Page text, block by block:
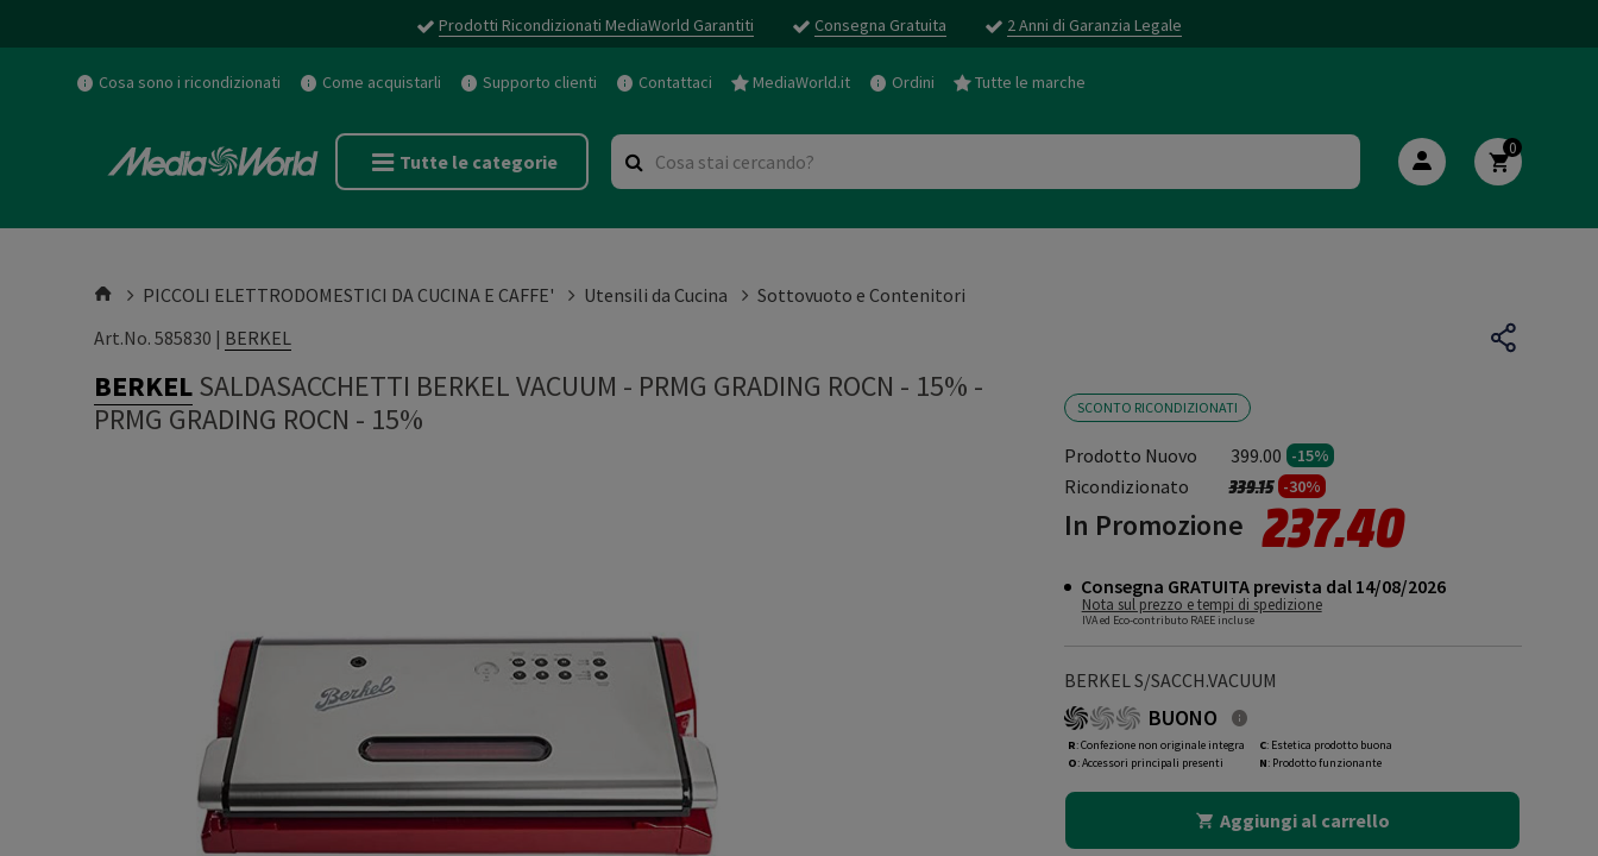
Prodotti Ricondizionati MediaWorld Garantiti Consegna Gratuita 2 Anni di Garanzia Legale
Cosa sono i ricondizionati Come acquistarli Supporto clienti Contattaci MediaWorld.it Ordini Tutte le marche
Tutte le categorie
0
PICCOLI ELETTRODOMESTICI DA CUCINA E CAFFE' Utensili da Cucina
Sottovuoto e Contenitori
Art.No. 585830 | BERKEL
BERKELSALDASACCHETTI BERKEL VACUUM - PRMG GRADING ROCN - 15% -
PRMG GRADING ROCN - 15%
SCONTO RICONDIZIONATI
Prodotto Nuovo 399.00 -15%
Ricondizionato Prezzo ridotto da
339.15a-30%
In Promozione 237.40
Consegna GRATUITA prevista dal 14/08/2026
Nota sul prezzo e tempi di spedizione
IVA ed Eco-contributo RAEE incluse
BERKEL S/SACCH.VACUUM
BUONO
R: Confezione non originale integra
O: Accessori principali presenti
C: Estetica prodotto buona
N: Prodotto funzionante
Aggiungi al carrello